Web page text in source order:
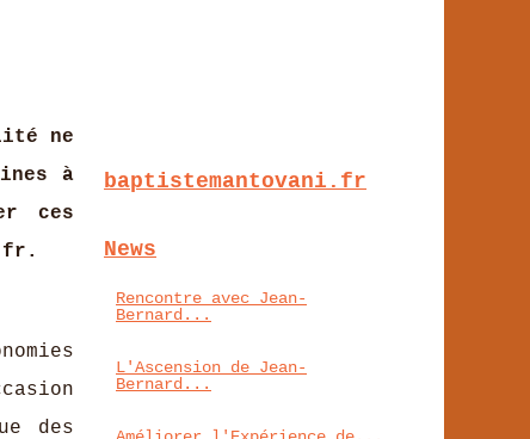
ne
à
ces
des
baptistemantovani.fr
News
Rencontre avec Jean-
Bernard...
L'Ascension de Jean-
Bernard...